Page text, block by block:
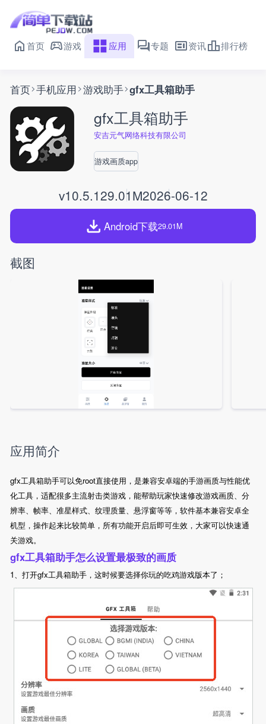
首页 游戏 应用 专题 资讯 排行榜
首页 手机应用 游戏助手 gfx工具箱助手
gfx工具箱助手
安吉元气网络科技有限公司
游戏画质app
v10.5.129.01M2026-06-12
Android下载29.01M
截图
应用简介
gfx工具箱助手可以免root直接使用，是兼容安卓端的手游画质与性能优
化工具，适配很多主流射击类游戏，能帮助玩家快速修改游戏画质、分
辨率、帧率、准星样式、纹理质量、悬浮窗等等，软件基本兼容安卓全
机型，操作起来比较简单，所有功能开启后即可生效，大家可以快速通
关游戏。
gfx工具箱助手怎么设置最极致的画质
1、打开gfx工具箱助手，这时候要选择你玩的吃鸡游戏版本了；